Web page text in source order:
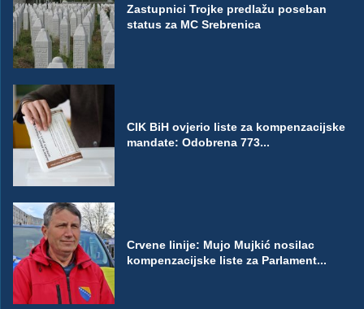
Zastupnici Trojke predlažu poseban
status za MC Srebrenica
CIK BiH ovjerio liste za kompenzacijske
mandate: Odobrena 773...
Crvene linije: Mujo Mujkić nosilac
kompenzacijske liste za Parlament...